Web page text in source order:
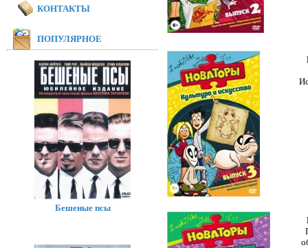
КОНТАКТЫ
ПОПУЛЯРНОЕ
Бешеные псы